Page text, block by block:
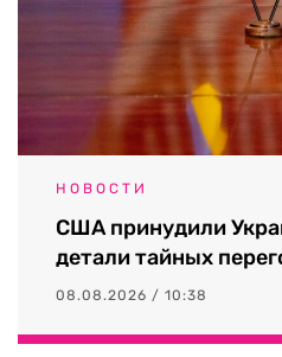
НОВОСТИ
США принудили
детали тайных
08.08.2026 / 10:38